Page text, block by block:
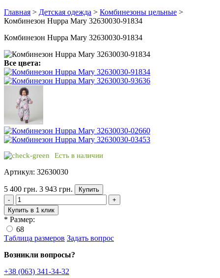
Главная > Детская одежда > Комбинезоны цельные >
Комбинезон Huppa Mary 32630030-91834
Комбинезон Huppa Mary 32630030-91834
Все цвета:
Есть в наличии
Артикул: 32630030
5 400 грн. 3 943 грн.
Купить
-
+
Купить в 1 клик
* Размер:
68
Таблица размеров Задать вопрос
Возникли вопросы?
+38 (063) 341-34-32